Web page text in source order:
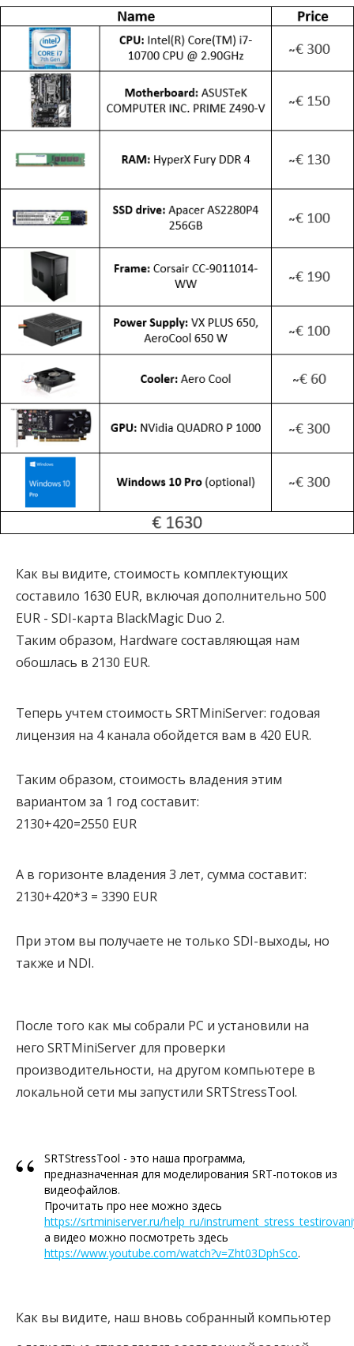
Как вы видите, стоимость комплектующих
составило 1630 EUR, включая дополнительно 500
EUR - SDI-карта BlackMagic Duo 2.
Таким образом, Hardware составляющая нам
обошлась в 2130 EUR.
Теперь учтем стоимость SRTMiniServer: годовая
лицензия на 4 канала обойдется вам в 420 EUR.
Таким образом, стоимость владения этим
вариантом за 1 год составит:
2130+420=2550 EUR
А в горизонте владения 3 лет, сумма составит:
2130+420*3 = 3390 EUR
При этом вы получаете не только SDI-выходы, но
также и NDI.
После того как мы собрали PC и установили на
него SRTMiniServer для проверки
производительности, на другом компьютере в
локальной сети мы запустили SRTStressTool.
“
SRTStressTool - это наша программа,
предназначенная для моделирования SRT-потоков из
видеофайлов.
Прочитать про нее можно здесь
https://srtminiserver.ru/help_ru/
а видео можно посмотреть здесь
https://www.youtube.com/watch?v=Zht03DphSco.
Как вы видите, наш вновь собранный компьютер